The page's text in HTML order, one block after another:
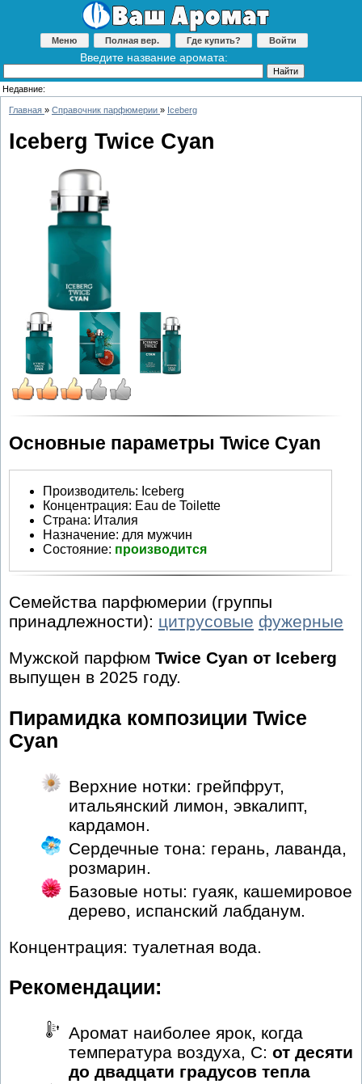
Меню Полная вер. Где купить? Войти
Введите название аромата:
Недавние:
Главная » Справочник парфюмерии » Iceberg
Iceberg Twice Cyan
Основные параметры Twice Cyan
Производитель: Iceberg
Концентрация: Eau de Toilette
Страна: Италия
Назначение: для мужчин
Состояние: производится
Семейства парфюмерии (группы
принадлежности): цитрусовые фужерные
Мужской парфюм Twice Cyan от Iceberg
выпущен в 2025 году.
Пирамидка композиции Twice
Cyan
Верхние нотки: грейпфрут,
итальянский лимон, эвкалипт,
кардамон.
Сердечные тона: герань, лаванда,
розмарин.
Базовые ноты: гуаяк, кашемировое
дерево, испанский лабданум.
Концентрация: туалетная вода.
Рекомендации:
Аромат наиболее ярок, когда
температура воздуха, С: от десяти
до двадцати градусов тепла